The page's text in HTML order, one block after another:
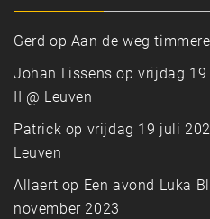
Gerd op Aan de weg
Johan Lissens opvrijdag 19
II @ Leuven
Patrick op vrijdag 19 juli
Leuven
Allaert op Een avond Luka
november 2023